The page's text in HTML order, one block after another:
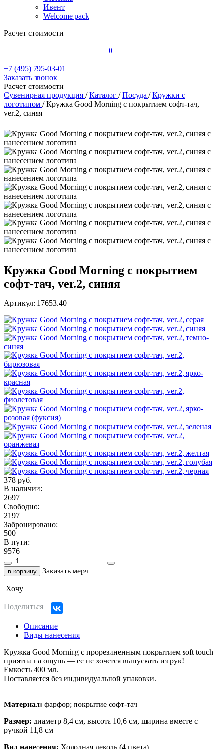
Ивент
Welcome pack
Расчет стоимости
0
+7 (495) 795-03-01
Заказать звонок
Расчет стоимости
Сувенирная продукция / Каталог / Посуда / Кружки с
логотипом / Кружка Good Morning с покрытием софт-тач,
ver.2, синяя
Кружка Good Morning с покрытием
софт-тач, ver.2, синяя
Артикул: 17653.40
378 руб.
В наличии:
2697
Свободно:
2197
Забронировано:
500
В пути:
9576
в корзину Заказать мерч
Хочу
Поделиться
Описание
Виды нанесения
Кружка Good Morning с прорезиненным покрытием soft touch
приятна на ощупь — ее не хочется выпускать из рук!
Емкость 400 мл.
Поставляется без индивидуальной упаковки.
Материал: фарфор; покрытие софт-тач
Размер: диаметр 8,4 см, высота 10,6 см, ширина вместе с
ручкой 11,8 см
Вид нанесения: Холодная деколь (4 цвета)